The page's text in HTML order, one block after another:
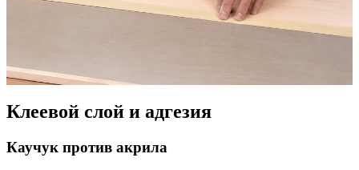
Клеевой слой и адгезия
Каучук против акрила